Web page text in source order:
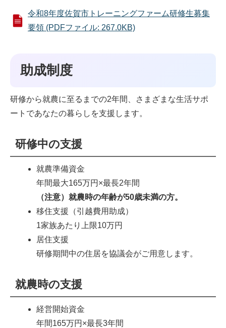
令和8年度佐賀市トレーニングファーム研修生募集
要領 (PDFファイル: 267.0KB)
助成制度
研修から就農に至るまでの2年間、さまざまな生活サポ
ートであなたの暮らしを支援します。
研修中の支援
就農準備資金
年間最大165万円×最長2年間
（注意）就農時の年齢が50歳未満の方。
移住支援（引越費用助成）
1家族あたり上限10万円
居住支援
研修期間中の住居を協議会がご用意します。
就農時の支援
経営開始資金
年間165万円×最長3年間